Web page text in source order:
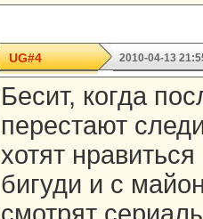
UG#4 2010-04-13
Бесит, когда
перестают
хотят
бигуди и с